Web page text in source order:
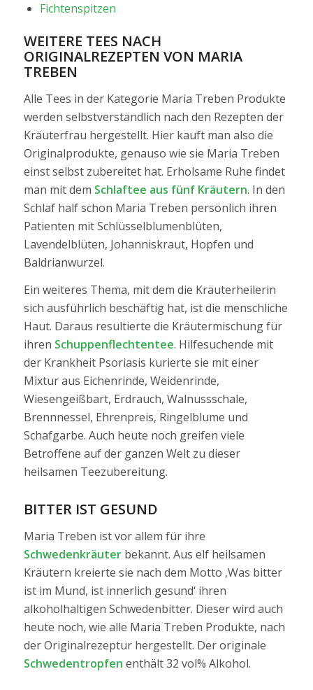
Fichtenspitzen
WEITERE TEES NACH
ORIGINALREZEPTEN VON MARIA
TREBEN
Alle Tees in der Kategorie Maria Treben Produkte
werden selbstverständlich nach den Rezepten der
Kräuterfrau hergestellt. Hier kauft man also die
Originalprodukte, genauso wie sie Maria Treben
einst selbst zubereitet hat. Erholsame Ruhe findet
man mit dem Schlaftee aus fünf Kräutern. In den
Schlaf half schon Maria Treben persönlich ihren
Patienten mit Schlüsselblumenblüten,
Lavendelblüten, Johanniskraut, Hopfen und
Baldrianwurzel.
Ein weiteres Thema, mit dem die Kräuterheilerin
sich ausführlich beschäftig hat, ist die menschliche
Haut. Daraus resultierte die Kräutermischung für
ihren Schuppenflechtentee. Hilfesuchende mit
der Krankheit Psoriasis kurierte sie mit einer
Mixtur aus Eichenrinde, Weidenrinde,
Wiesengeißbart, Erdrauch, Walnussschale,
Brennnessel, Ehrenpreis, Ringelblume und
Schafgarbe. Auch heute noch greifen viele
Betroffene auf der ganzen Welt zu dieser
heilsamen Teezubereitung.
BITTER IST GESUND
Maria Treben ist vor allem für ihre
Schwedenkräuterbekannt. Aus elf heilsamen
Kräutern kreierte sie nach dem Motto ‚Was bitter
ist im Mund, ist innerlich gesund‘ ihren
alkoholhaltigen Schwedenbitter. Dieser wird auch
heute noch, wie alle Maria Treben Produkte, nach
der Originalrezeptur hergestellt. Der originale
Schwedentropfen enthält 32 vol% Alkohol.